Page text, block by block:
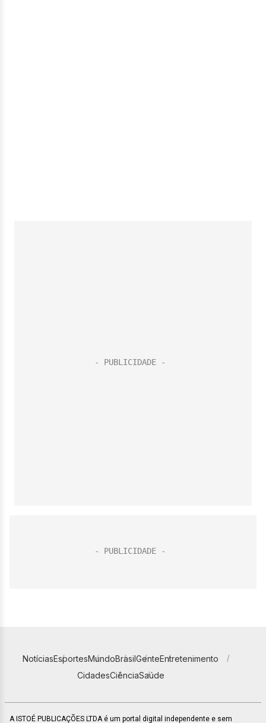
NotíciasEsportesMundoBrasilGenteEntretenimento
CidadesCiênciaSaúde
A ISTOÉ PUBLICAÇÕES LTDA é um portal digital independente e sem